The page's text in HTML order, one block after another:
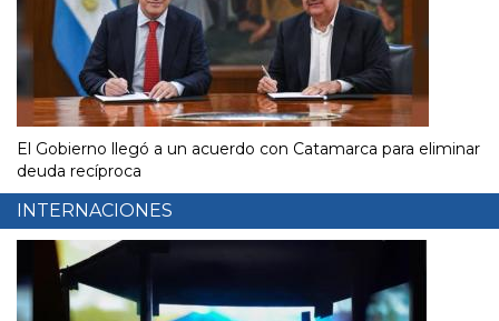
El Gobierno llegó a un acuerdo con Catamarca para eliminar
deuda recíproca
INTERNACIONES